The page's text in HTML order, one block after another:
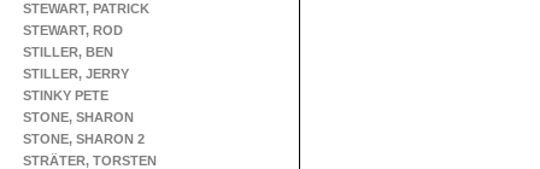
STEWART, PATRICK
STEWART, ROD
STILLER, BEN
STILLER, JERRY
STINKY PETE
STONE, SHARON
STONE, SHARON 2
STRÄTER, TORSTEN